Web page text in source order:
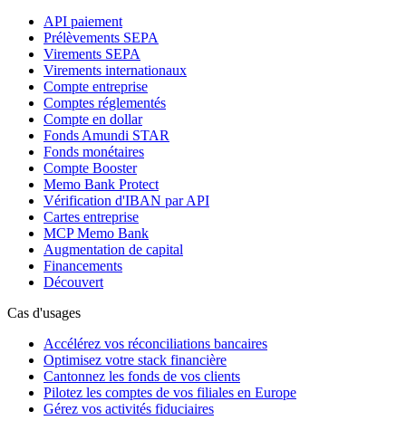
API paiement
Prélèvements SEPA
Virements SEPA
Virements internationaux
Compte entreprise
Comptes réglementés
Compte en dollar
Fonds Amundi STAR
Fonds monétaires
Compte Booster
Memo Bank Protect
Vérification d'IBAN par API
Cartes entreprise
MCP Memo Bank
Augmentation de capital
Financements
Découvert
Cas d'usages
Accélérez vos réconciliations bancaires
Optimisez votre stack financière
Cantonnez les fonds de vos clients
Pilotez les comptes de vos filiales en Europe
Gérez vos activités fiduciaires